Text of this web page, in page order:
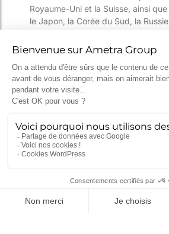
Royaume-Uni et la Suisse, ainsi que
le Japon, la Corée du Sud, la
terrain d’expression privilégié. Nos
mobilisent leur savoir-faire sur des
critiques requérant précision,
dans un environnement de
Supra constitue également une
aborder les défis d’ITER, en
systèmes de chauffage et la
Chaque jalon franchi rapproche la
scientifique et industrielle de
dix fois plus d’énergie